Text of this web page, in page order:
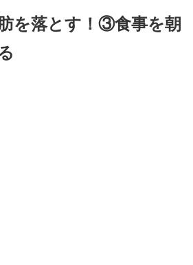
を落とす！③食事を朝